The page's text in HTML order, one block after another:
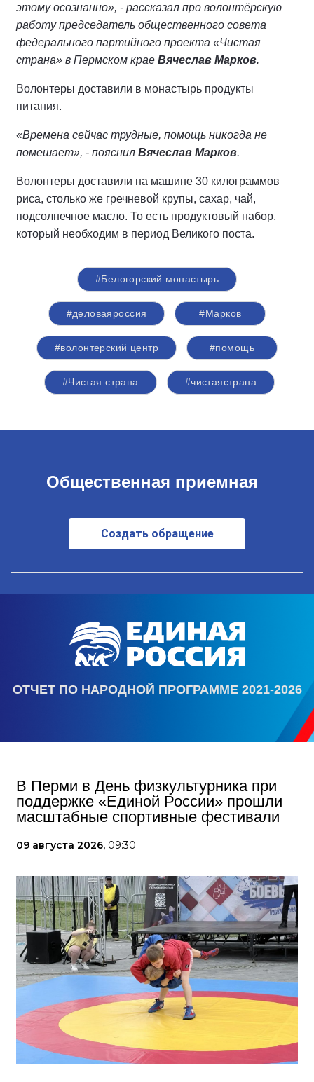
этому осознанно», - рассказал про волонтёрскую
работу председатель общественного совета
федерального партийного проекта «Чистая
страна» в Пермском крае Вячеслав Марков.
Волонтеры доставили в монастырь продукты
питания.
«Времена сейчас трудные, помощь никогда не
помешает», - пояснил Вячеслав Марков.
Волонтеры доставили на машине 30 килограммов
риса, столько же гречневой крупы, сахар, чай,
подсолнечное масло. То есть продуктовый набор,
который необходим в период Великого поста.
#Белогорский монастырь
#деловаяроссия #Марков
#волонтерский центр #помощь
#Чистая страна #чистаястрана
Общественная приемная
Создать обращение
ОТЧЕТ ПО НАРОДНОЙ ПРОГРАММЕ 2021-2026
В Перми в День физкультурника при
поддержке «Единой России» прошли
масштабные спортивные фестивали
09 августа 2026, 09:30